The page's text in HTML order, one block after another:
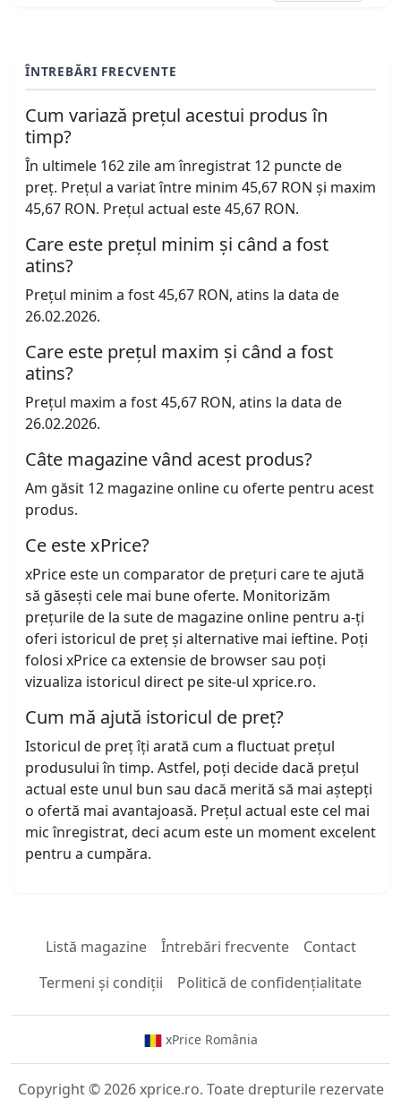
ÎNTREBĂRI FRECVENTE
Cum variază prețul acestui produs în
timp?
În ultimele 162 zile am înregistrat 12 puncte de
preț. Prețul a variat între minim 45,67 RON și maxim
45,67 RON. Prețul actual este 45,67 RON.
Care este prețul minim și când a fost
atins?
Prețul minim a fost 45,67 RON, atins la data de
26.02.2026.
Care este prețul maxim și când a fost
atins?
Prețul maxim a fost 45,67 RON, atins la data de
26.02.2026.
Câte magazine vând acest produs?
Am găsit 12 magazine online cu oferte pentru acest
produs.
Ce este xPrice?
xPrice este un comparator de prețuri care te ajută
să găsești cele mai bune oferte. Monitorizăm
prețurile de la sute de magazine online pentru a-ți
oferi istoricul de preț și alternative mai ieftine. Poți
folosi xPrice ca extensie de browser sau poți
vizualiza istoricul direct pe site-ul xprice.ro.
Cum mă ajută istoricul de preț?
Istoricul de preț îți arată cum a fluctuat prețul
produsului în timp. Astfel, poți decide dacă prețul
actual este unul bun sau dacă merită să mai aștepți
o ofertă mai avantajoasă. Prețul actual este cel mai
mic înregistrat, deci acum este un moment excelent
pentru a cumpăra.
Listă magazine Întrebări frecvente
Contact
Termeni și condiții
Politică de confidențialitate
xPrice România
Copyright © 2026 xprice.ro. Toate drepturile rezervate